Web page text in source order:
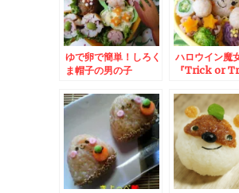
ゆで卵で簡単！しろく
ま帽子の男の子
ハロウイン魔
『Trick or